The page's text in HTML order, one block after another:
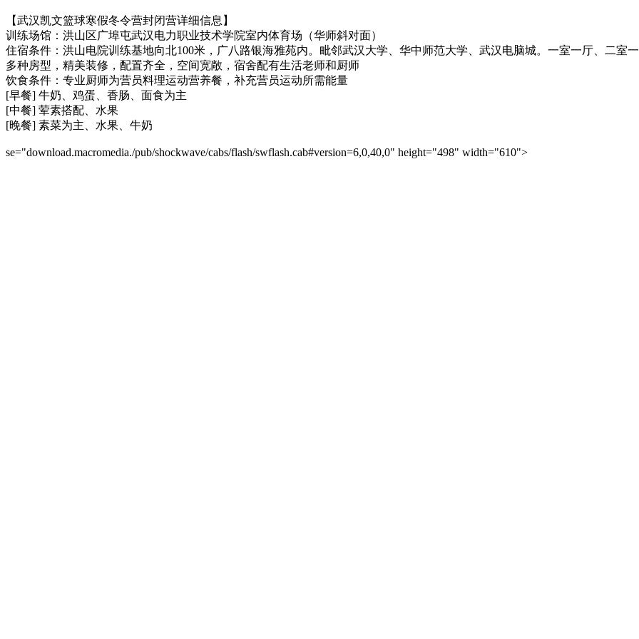
【武汉凯文篮球寒假冬令营封闭营详细信息】
训练场馆：洪山区广埠屯武汉电力职业技术学院室内体育场（华师斜对面）
住宿条件：洪山电院训练基地向北100米，广八路银海雅苑内。毗邻武汉大学、华中师范大学、武汉电脑城。一室一厅、二室
多种房型，精美装修，配置齐全，空间宽敞，宿舍配有生活老师和厨师
饮食条件：专业厨师为营员料理运动营养餐，补充营员运动所需能量
[早餐] 牛奶、鸡蛋、香肠、面食为主
[中餐] 荤素搭配、水果
[晚餐] 素菜为主、水果、牛奶
se="download.macromedia./pub/shockwave/cabs/flash/swflash.cab#version=6,0,40,0" height="498" width="610">